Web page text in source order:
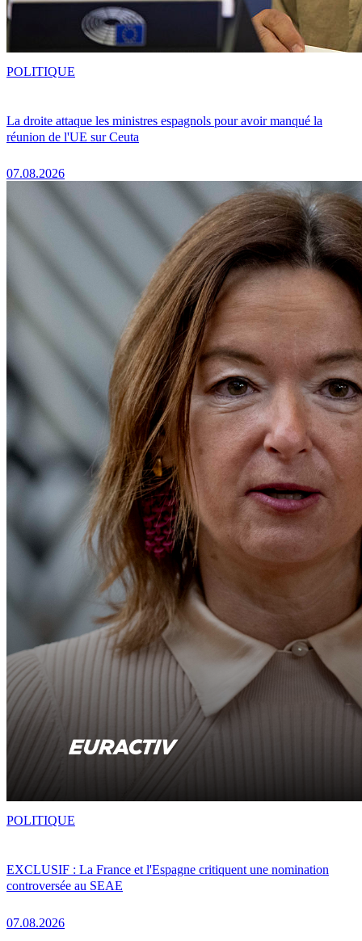
La droite attaque les ministres espagnols pour avoir manqué la
réunion de l'UE sur Ceuta
07.08.2026
POLITIQUE
EXCLUSIF : La France et l'Espagne critiquent une nomination
controversée au SEAE
07.08.2026
POLITIQUE